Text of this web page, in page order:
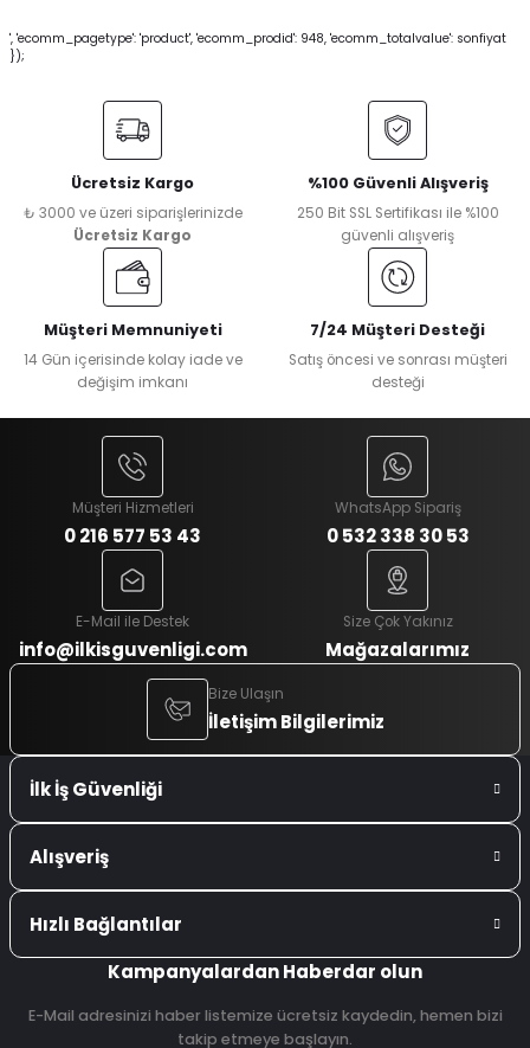
', 'ecomm_pagetype': 'product', 'ecomm_prodid': 948, 'ecomm_totalvalue': sonfiyat
});
Ücretsiz Kargo
₺ 3000 ve üzeri siparişlerinizde
Ücretsiz Kargo
%100 Güvenli Alışveriş
250 Bit SSL Sertifikası ile %100
güvenli alışveriş
Müşteri Memnuniyeti
14 Gün içerisinde kolay iade ve
değişim imkanı
7/24 Müşteri Desteği
Satış öncesi ve sonrası müşteri
desteği
Müşteri Hizmetleri
0 216 577 53 43
WhatsApp Sipariş
0 532 338 30 53
E-Mail ile Destek
info@ilkisguvenligi.com
Size Çok Yakınız
Mağazalarımız
Bize Ulaşın
İletişim Bilgilerimiz
İlk İş Güvenliği
Alışveriş
Hızlı Bağlantılar
Kampanyalardan Haberdar olun
E-Mail adresinizi haber listemize ücretsiz kaydedin, hemen bizi
takip etmeye başlayın.